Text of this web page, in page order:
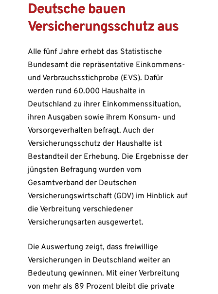
Deutsche bauen
Versicherungsschutz aus
Alle fünf Jahre erhebt das Statistische
Bundesamt die repräsentative Einkommens-
und Verbrauchsstichprobe (EVS). Dafür
werden rund 60.000 Haushalte in
Deutschland zu ihrer Einkommenssituation,
ihren Ausgaben sowie ihrem Konsum- und
Vorsorgeverhalten befragt. Auch der
Versicherungsschutz der Haushalte ist
Bestandteil der Erhebung. Die Ergebnisse der
jüngsten Befragung wurden vom
Gesamtverband der Deutschen
Versicherungswirtschaft (GDV) im Hinblick auf
die Verbreitung verschiedener
Versicherungsarten ausgewertet.
Die Auswertung zeigt, dass freiwillige
Versicherungen in Deutschland weiter an
Bedeutung gewinnen. Mit einer Verbreitung
von mehr als 89 Prozent bleibt die private